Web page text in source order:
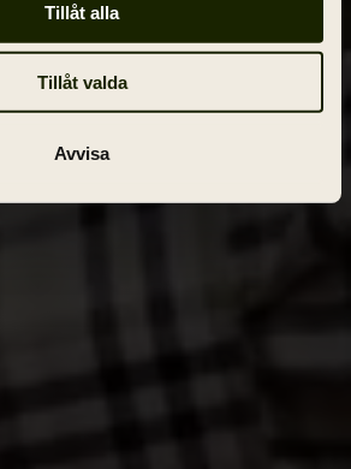
Tillåt alla
Tillåt valda
Avvisa